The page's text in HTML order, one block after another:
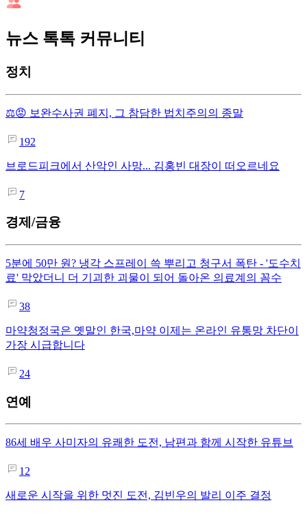
뉴스 톡톡 커뮤니티
정치
⚖️😡 보완수사권 폐지, 그 참담한 법치주의의 종말
192
브로드피크에서 산악인 사망... 김홍빈 대장이 떠오르네요
7
경제/금융
5분에 50만 원? 냉각 스프레이 쓱 뿌리고 청구서 폭탄 - '도수치
료' 막았더니 더 기괴한 괴물이 되어 돌아온 의료계의 꼼수
38
마약청정국은 옛말인 한국,마약 이제는 온라인 유통망 차단이
가장 시급합니다
24
연예
86세 배우 사미자의 유쾌한 도전, 남편과 함께 시작한 유튜브
12
새로운 시작을 위한 멋진 도전, 김빈우의 발리 이주 결정